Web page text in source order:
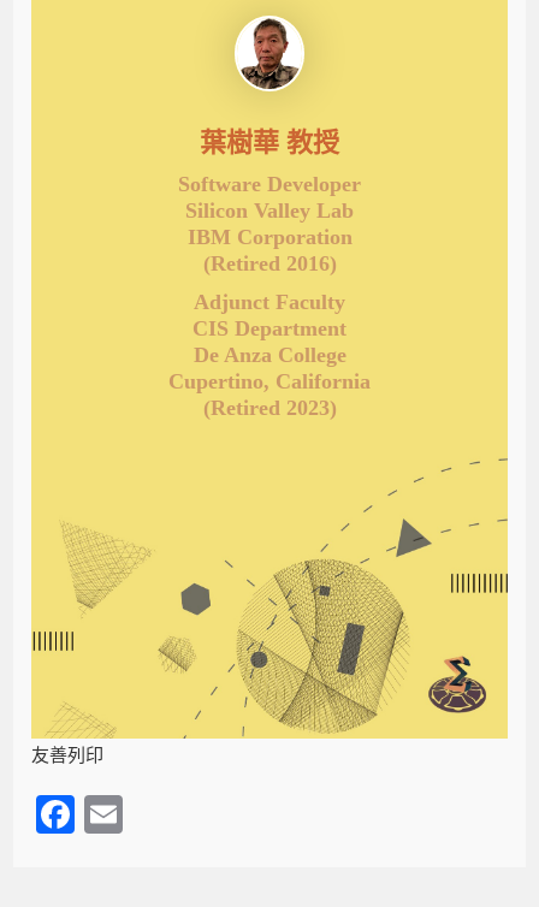
葉樹華 教授
Software Developer
Silicon Valley Lab
IBM Corporation
(Retired 2016)
Adjunct Faculty
CIS Department
De Anza College
Cupertino, California
(Retired 2023)
友善列印
F